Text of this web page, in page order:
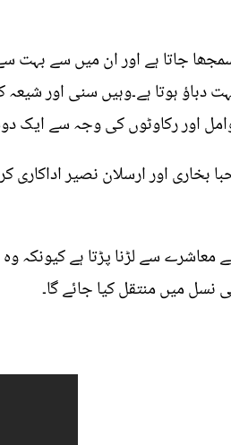
جاتا ہے اور ان میں سے بہت
ہوتا ہے۔وہیں سنی اور
اور رکاوٹوں کی وجہ سے ایک
اور ارسلان نصیر اداکاری
سے لڑنا پڑتا ہے کیونکہ
نسل میں منتقل کیا جائے گا۔